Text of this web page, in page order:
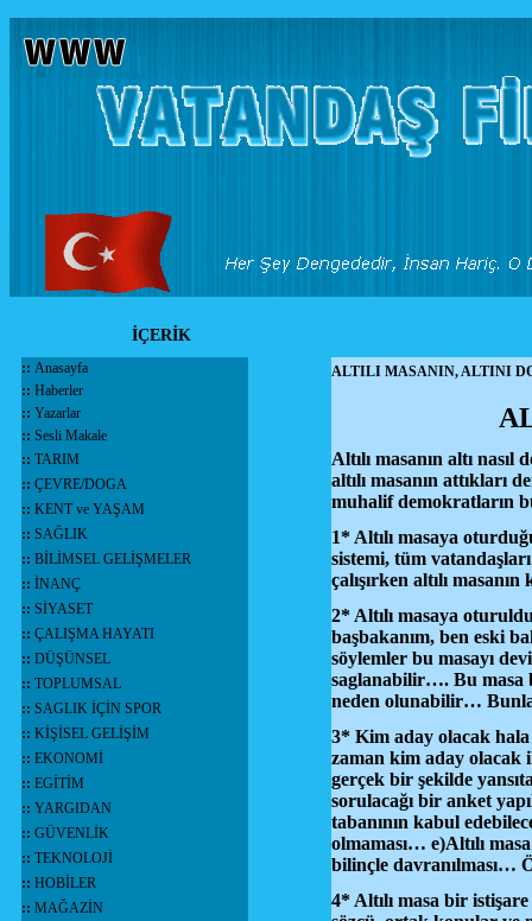
İÇERİK
:: Anasayfa
:: Haberler
:: Yazarlar
:: Sesli Makale
:: TARIM
:: ÇEVRE/DOGA
:: KENT ve YAŞAM
:: SAĞLIK
:: BİLİMSEL GELİŞMELER
:: İNANÇ
:: SİYASET
:: ÇALIŞMA HAYATI
:: DÜŞÜNSEL
:: TOPLUMSAL
:: SAGLIK İÇİN SPOR
:: KİŞİSEL GELİŞİM
:: EKONOMİ
:: EGİTİM
:: YARGIDAN
:: GÜVENLİK
:: TEKNOLOJİ
:: HOBİLER
:: MAĞAZİN
ALTILI MASANIN, ALTINI
Altılı masanın altı
altılı masanın attıkları
muhalif demokratların
1* Altılı masaya
sistemi, tüm
çalışırken altılı
2* Altılı masaya
başbakanım, ben eski
söylemler bu masayı
saglanabilir…. Bu masa
neden olunabilir…
3* Kim aday olacak
zaman kim aday olacak
gerçek bir şekilde
sorulacağı bir anket
tabanının kabul
olmaması… e)Altılı
bilinçle davranılması…
4* Altılı masa bir